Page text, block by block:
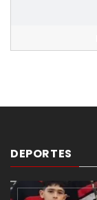
DEPORTES